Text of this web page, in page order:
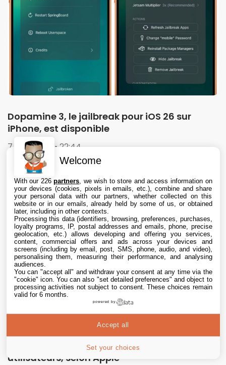
Dopamine 3, le jailbreak pour iOS 26 sur
iPhone, est disponible
7 Aug. 2026 • 22:44
L’App Store est en panne pour plusieurs
utilisateurs, selon Apple
Welcome
With our 226partners , we wish to store and access information on
your devices (cookies, pixels in emails, etc.), combine and share
your personal data with our partners, whether collected on this
website or in our emails, already held by some of us, or obtained
later, including in other contexts.
Processing this data (identifiers, browsing, preferences, purchases,
loyalty programs, IP, postal addresses and emails, phone, precise
geolocation, etc.) allows developing and offering you services,
content, commercial offers and ads across your devices and
screens (including by email, post, SMS, phone, audio, and video),
personalising them, measuring their performance, and analysing
audiences.
You can "accept all" and withdraw your consent at any time via the
"cookie" icon. You can also "set detailed preferences" and object to
processing activities not subject to consent. These choices remain
valid for 6 months.
powered by
Set your choices
Accept all